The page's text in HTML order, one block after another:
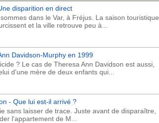
disparition en direct
dans le Var, à Fréjus. La saison touristique
et la ville retrouve peu à...
Davidson-Murphy en 1999
? Le cas de Theresa Ann Davidson est aussi,
d'une mère de deux enfants qui...
- Que lui est-il arrivé ?
sans laisser de trace. Juste avant de disparaître,
l'appartement de M...